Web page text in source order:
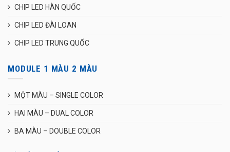
CHIP LED HÀN QUỐC
CHIP LED ĐÀI LOAN
CHIP LED TRUNG QUỐC
MODULE 1 MÀU 2 MÀU
MỘT MÀU – SINGLE COLOR
HAI MÀU – DUAL COLOR
BA MÀU – DOUBLE COLOR